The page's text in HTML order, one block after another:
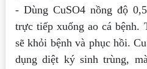
- Dùng CuSO4 nồng độ
trực tiếp xuống ao cá bệnh.
sẽ khỏi bệnh và phục hồi.
dụng diệt ký sinh trùng,